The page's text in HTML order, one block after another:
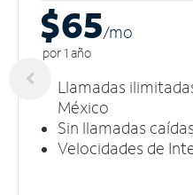
$65/mo
por 1 año
Llamadas
México
Sin llamadas caídas
Velocidades de